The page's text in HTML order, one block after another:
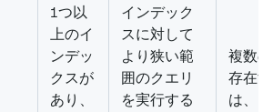
1つ以
上のイ
ンデッ
クスが
あり、
インデック
スに対して
より狭い範
囲のクエリ
を実行する
複数
存在
は、